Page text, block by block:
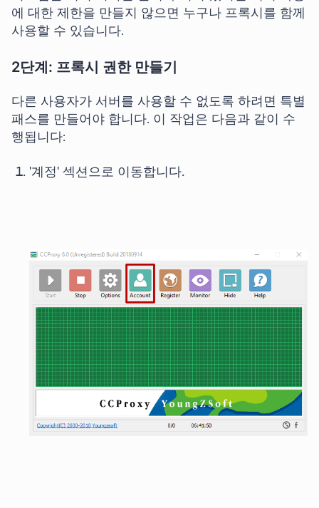
에 대한 제한을 만들지 않으면 누구나 프록시를 함께
사용할 수 있습니다.
2단계: 프록시 권한 만들기
다른 사용자가 서버를 사용할 수 없도록 하려면 특별
패스를 만들어야 합니다. 이 작업은 다음과 같이 수
행됩니다:
'계정' 섹션으로 이동합니다.